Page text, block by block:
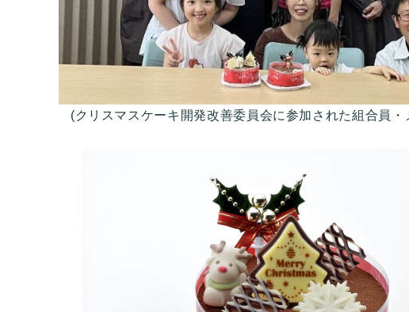
(クリスマスケーキ開発改善委員会に参加された組合員